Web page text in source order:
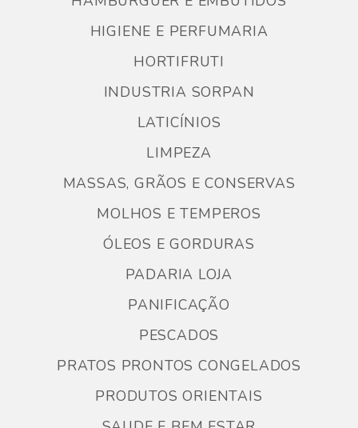
HIGIENE E PERFUMARIA
HORTIFRUTI
INDUSTRIA SORPAN
LATICÍNIOS
LIMPEZA
MASSAS, GRÃOS E CONSERVAS
MOLHOS E TEMPEROS
ÓLEOS E GORDURAS
PADARIA LOJA
PANIFICAÇÃO
PESCADOS
PRATOS PRONTOS CONGELADOS
PRODUTOS ORIENTAIS